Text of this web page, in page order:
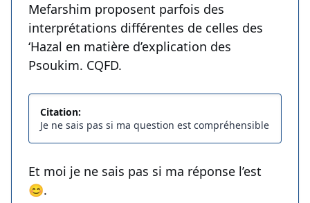
Mefarshim proposent parfois des
interprétations différentes de celles des
‘Hazal en matière d’explication des
Psoukim. CQFD.
Citation:
Je ne sais pas si ma question est compréhensible
Et moi je ne sais pas si ma réponse l’est
😊.